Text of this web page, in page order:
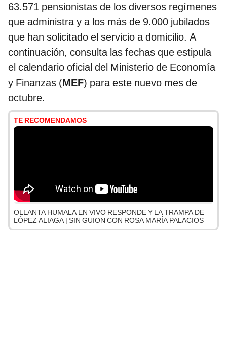
63.571 pensionistas de los diversos regímenes
que administra y a los más de 9.000 jubilados
que han solicitado el servicio a domicilio. A
continuación, consulta las fechas que estipula
el calendario oficial del Ministerio de Economía
y Finanzas (MEF) para este nuevo mes de
octubre.
TE RECOMENDAMOS
OLLANTA HUMALA EN VIVO RESPONDE Y LA TRAMPA DE
LÓPEZ ALIAGA | SIN GUION CON ROSA MARÍA PALACIOS